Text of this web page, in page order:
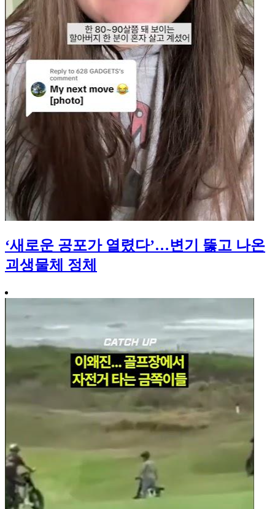
‘새로운 공포가 열렸다’…변기 뚫고 나온
괴생물체 정체